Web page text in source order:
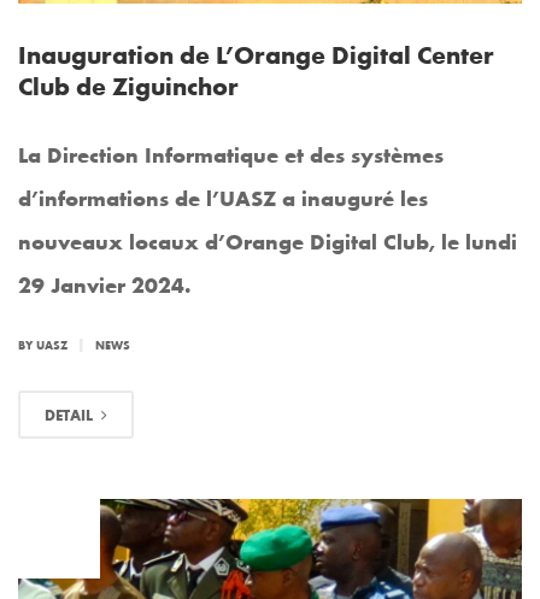
Inauguration de L’Orange Digital Center
Club de Ziguinchor
La Direction Informatique et des systèmes
d’informations de l’UASZ a inauguré les
nouveaux locaux d’Orange Digital Club, le lundi
29 Janvier 2024.
BYUASZ NEWS
DETAIL